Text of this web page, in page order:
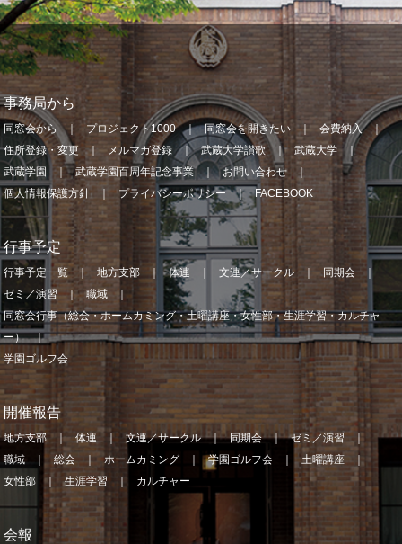
事務局から
同窓会から プロジェクト1000 同窓会を開きたい
会費納入
住所登録・変更
メルマガ登録 武蔵大学讃歌
武蔵大学
武蔵学園
武蔵学園百周年記念事業
お問い合わせ
個人情報保護方針
プライバシーポリシー FACEBOOK
行事予定
行事予定一覧 地方支部 体連 文連／サークル
同期会
ゼミ／演習
職域
同窓会行事（総会・ホームカミング・土曜講座・女性部・生涯学習・カルチャ
ー）
学園ゴルフ会
開催報告
地方支部 体連 文連／サークル 同期会
ゼミ／演習
職域
総会 ホームカミング 学園ゴルフ会
土曜講座
女性部
生涯学習 カルチャー
会報